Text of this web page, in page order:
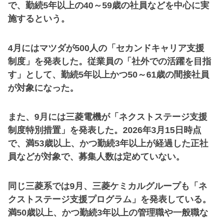
で、勤続5年以上の40～59歳の社員などを中心に実
施するという。
4月にはマツダが500人の「セカンドキャリア支援
制度」を発表した。従業員の「社外での活躍を目指
す」として、勤続5年以上かつ50～61歳の間接社員
が対象になった。
また、9月には三菱電機が「ネクストステージ支援
制度特別措置」を発表した。2026年3月15日時点
で、満53歳以上、かつ勤続3年以上が経過した正社
員などが対象で、募集人数は定めていない。
同じ三菱系では9月、三菱ケミカルグループも「ネ
クストステージ支援プログラム」を発表している。
満50歳以上、かつ勤続3年以上の管理職や一般職な